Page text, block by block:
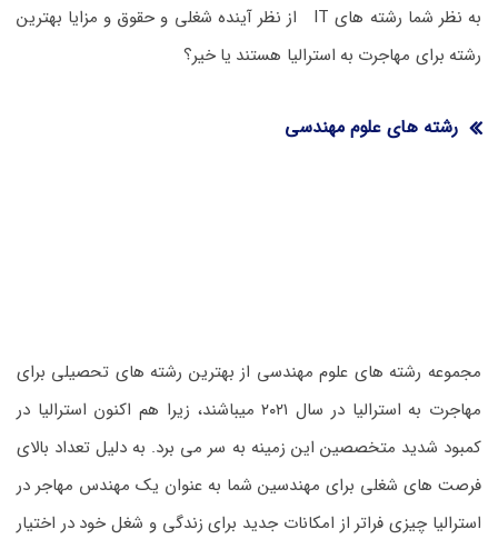
به نظر شما رشته های IT از نظر آینده شغلی و حقوق و مزایا بهترین
رشته برای مهاجرت به استرالیا هستند یا خیر؟
رشته های علوم مهندسی
مجموعه رشته های علوم مهندسی از بهترین رشته های تحصیلی برای
مهاجرت به استرالیا در سال ۲۰۲۱ میباشند، زیرا هم اکنون استرالیا در
کمبود شدید متخصصین این زمینه به سر می برد. به دلیل تعداد بالای
فرصت های شغلی برای مهندسین شما به عنوان یک مهندس مهاجر در
استرالیا چیزی فراتر از امکانات جدید برای زندگی و شغل خود در اختیار